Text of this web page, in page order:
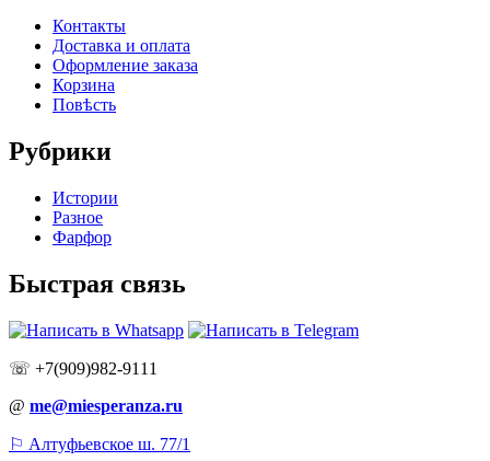
Контакты
Доставка и оплата
Оформление заказа
Корзина
Повѣсть
Рубрики
Истории
Разное
Фарфор
Быстрая связь
☏ +7(909)982-9111
@ me@miesperanza.ru
⚐ Алтуфьевское ш. 77/1